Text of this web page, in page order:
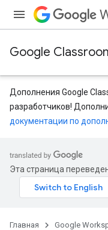
Google
Дополнения Google
разработчиков!
документации по
Эта страница
Главная Google